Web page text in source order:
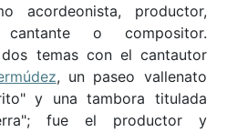
acordeonista, productor,
cantante o compositor.
dos temas con el cantautor
, un paseo vallenato
y una tambora titulada
fue el productor y